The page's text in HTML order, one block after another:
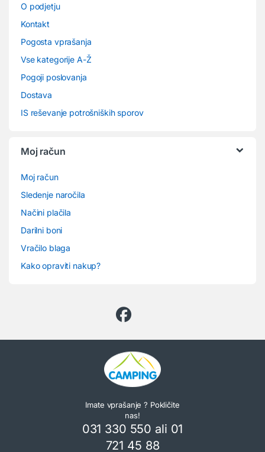
O podjetju
Kontakt
Pogosta vprašanja
Vse kategorije A-Ž
Pogoji poslovanja
Dostava
IS reševanje potrošniških sporov
Moj račun
Moj račun
Sledenje naročila
Načini plačila
Darilni boni
Vračilo blaga
Kako opraviti nakup?
Imate vprašanje ? Pokličite
nas!
031 330 550 ali 01
721 45 88